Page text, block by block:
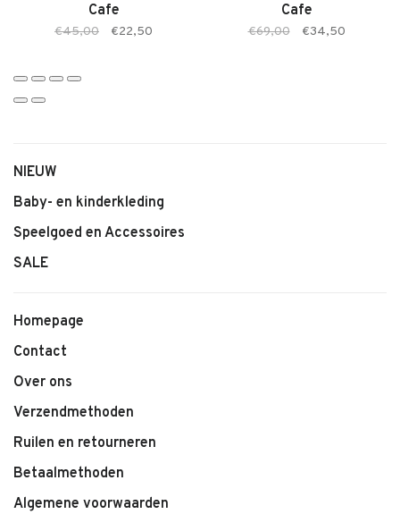
• Geschikt voor dagelijks gebruik
• Makkelijk te combineren
Cafe
€45,00 €22,50
Cafe
€69,00 €34,50
NIEUW
Baby- en kinderkleding
Speelgoed en Accessoires
SALE
Homepage
Contact
Over ons
Verzendmethoden
Ruilen en retourneren
Betaalmethoden
Algemene voorwaarden